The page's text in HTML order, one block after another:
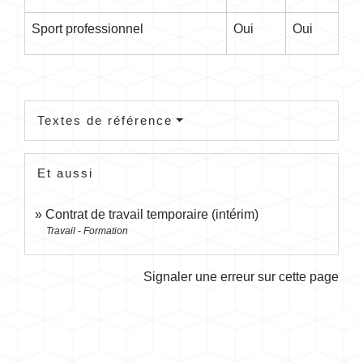
Sport professionnel Oui Oui
Textes de référence
Et aussi
Contrat de travail temporaire (intérim)
Travail - Formation
Signaler une erreur sur cette page